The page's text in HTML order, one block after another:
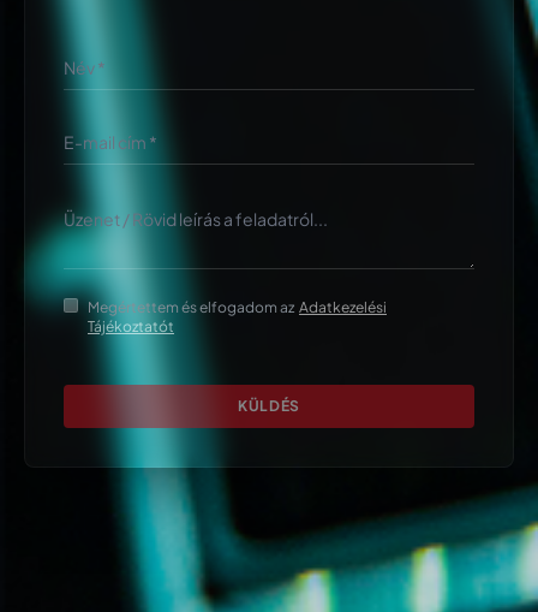
Megértettem és elfogadom az Adatkezelési
Tájékoztatót